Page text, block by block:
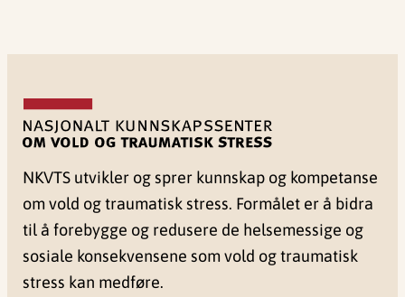
NKVTS utvikler og sprer kunnskap og kompetanse
om vold og traumatisk stress. Formålet er å bidra
til å forebygge og redusere de helsemessige og
sosiale konsekvensene som vold og traumatisk
stress kan medføre.